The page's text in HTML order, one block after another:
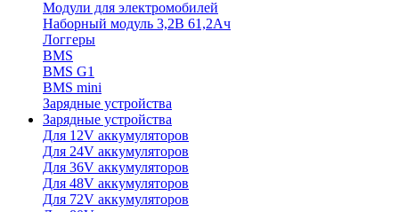
Модули для электромобилей
Наборный модуль 3,2В 61,2Ач
Логгеры
BMS
BMS G1
BMS mini
Зарядные устройства
Зарядные устройства
Для 12V аккумуляторов
Для 24V аккумуляторов
Для 36V аккумуляторов
Для 48V аккумуляторов
Для 72V аккумуляторов